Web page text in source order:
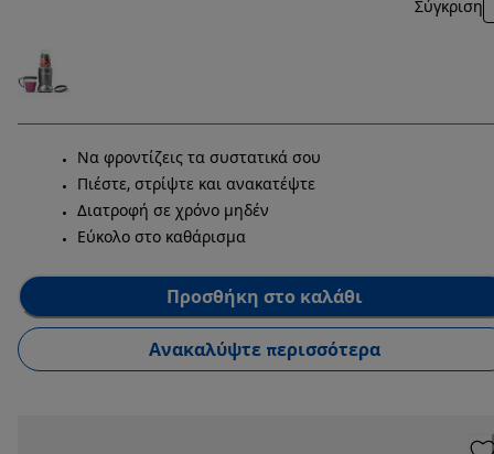
Σύγκριση
Να φροντίζεις τα συστατικά σου
Πιέστε, στρίψτε και ανακατέψτε
Διατροφή σε χρόνο μηδέν
Εύκολο στο καθάρισμα
Προσθήκη στο καλάθι
Ανακαλύψτε περισσότερα